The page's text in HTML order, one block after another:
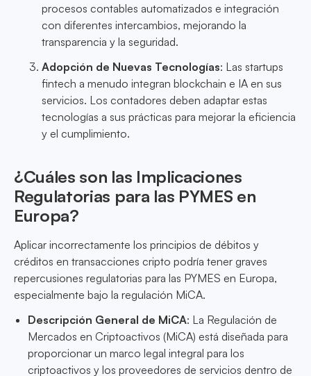
procesos contables automatizados e integración
con diferentes intercambios, mejorando la
transparencia y la seguridad.
Adopción de Nuevas Tecnologías: Las startups
fintech a menudo integran blockchain e IA en sus
servicios. Los contadores deben adaptar estas
tecnologías a sus prácticas para mejorar la eficiencia
y el cumplimiento.
¿Cuáles son las Implicaciones
Regulatorias para las PYMES en
Europa?
Aplicar incorrectamente los principios de débitos y
créditos en transacciones cripto podría tener graves
repercusiones regulatorias para las PYMES en Europa,
especialmente bajo la regulación MiCA.
Descripción General de MiCA: La Regulación de
Mercados en Criptoactivos (MiCA) está diseñada para
proporcionar un marco legal integral para los
criptoactivos y los proveedores de servicios dentro de